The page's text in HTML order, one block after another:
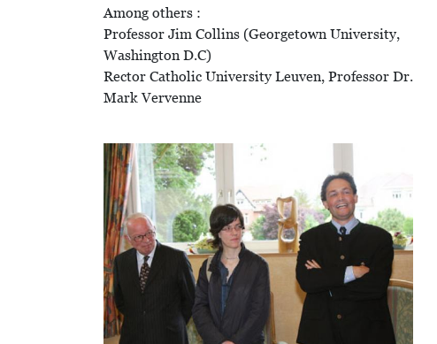
Among others :
Professor Jim Collins (Georgetown University,
Washington D.C)
Rector Catholic University Leuven, Professor Dr.
Mark Vervenne
Image